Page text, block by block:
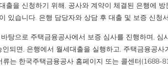
출을 신청하기 위해, 공사와 계약이 체결된 은행에
있습니다. 은행 담당자와 상담 후 대출 및 보증 신청
탕으로 주택금융공사에서 보증 심사를 진행하며,
인되면, 은행에서 월세대출을 실행하고, 주택금융공
류는 한국주택금융공사 홈페이지 또는 콜센터(1688-